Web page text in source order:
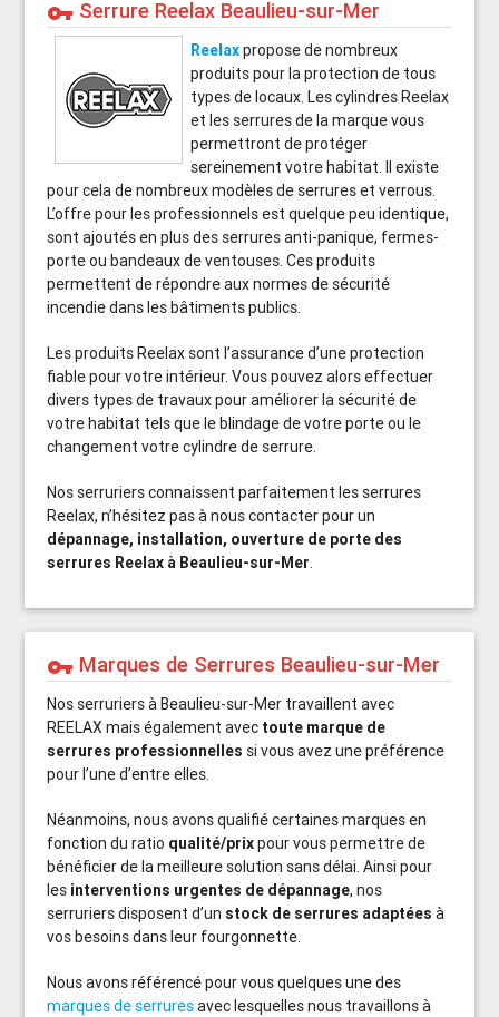
vpn_key Serrure Reelax Beaulieu-sur-Mer
Reelaxpropose de nombreux
produits pour la protection de tous
types de locaux. Les cylindres Reelax
et les serrures de la marque vous
permettront de protéger
sereinement votre habitat. Il existe
pour cela de nombreux modèles de serrures et verrous.
L’offre pour les professionnels est quelque peu identique,
sont ajoutés en plus des serrures anti-panique, fermes-
porte ou bandeaux de ventouses. Ces produits
permettent de répondre aux normes de sécurité
incendie dans les bâtiments publics.
Les produits Reelax sont l’assurance d’une protection
fiable pour votre intérieur. Vous pouvez alors effectuer
divers types de travaux pour améliorer la sécurité de
votre habitat tels que le blindage de votre porte ou le
changement votre cylindre de serrure.
Nos serruriers connaissent parfaitement les serrures
Reelax, n’hésitez pas à nous contacter pour un
dépannage, installation, ouverture de porte des
serrures Reelax à Beaulieu-sur-Mer.
vpn_key Marques de Serrures Beaulieu-sur-Mer
Nos serruriers à Beaulieu-sur-Mer travaillent avec
REELAX mais également avec toute marque de
serrures professionnelles si vous avez une préférence
pour l’une d’entre elles.
Néanmoins, nous avons qualifié certaines marques en
fonction du ratio qualité/prixpour vous permettre de
bénéficier de la meilleure solution sans délai. Ainsi pour
les interventions urgentes de dépannage, nos
serruriers disposent d’un stock de serrures adaptées à
vos besoins dans leur fourgonnette.
Nous avons référencé pour vous quelques une des
marques de serruresavec lesquelles nous travaillons à